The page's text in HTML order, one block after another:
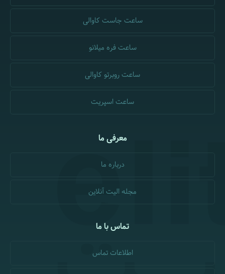
ساعت جاست کاوالی
ساعت فره میلانو
ساعت روبرتو کاوالی
ساعت اسپریت
معرفی ما
درباره ما
مجله الیت آنلاین
تماس با ما
اطلاعات تماس